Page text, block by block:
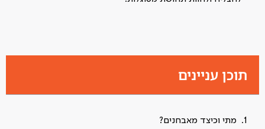
תוכן עניינים
מתי וכיצד מאבחנים?